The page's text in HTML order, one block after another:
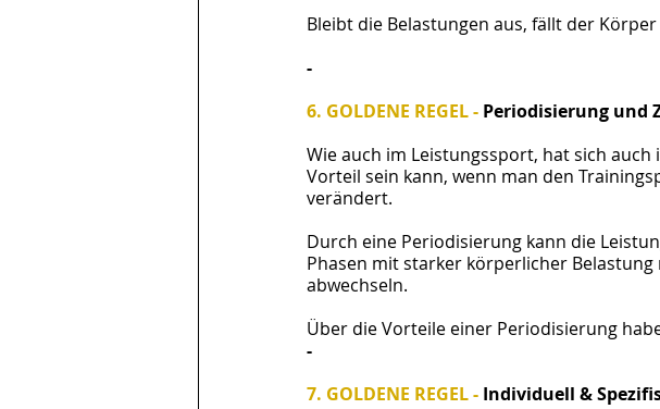
Bleibt die Belastungen aus, fällt der
-
6. GOLDENE REGEL - Periodisierung und
Wie auch im Leistungssport, hat sich
Vorteil sein kann, wenn man den
verändert.
Durch eine Periodisierung kann die
Phasen mit starker körperlicher
abwechseln.
Über die Vorteile einer Periodisierung
-
7. GOLDENE REGEL - Individuell &